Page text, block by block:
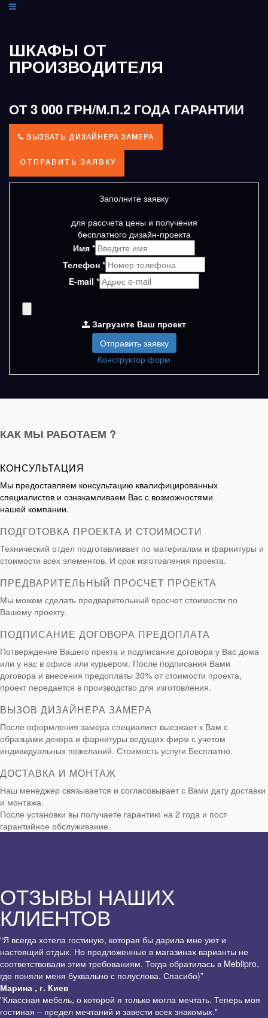
ШКАФЫ ОТ
ПРОИЗВОДИТЕЛЯ
ОТ 3 000 ГРН/М.П.2 ГОДА ГАРАНТИИ
ВЫЗВАТЬ ДИЗАЙНЕРА ЗАМЕРА
ОТПРАВИТЬ ЗАЯВКУ
Заполните заявку
для рассчета цены и получения
бесплатного дизайн-проекта
Имя *
Телефон *
E-mail *
Загрузите Ваш проект
Конструктор форм
КАК МЫ РАБОТАЕМ ?
КОНСУЛЬТАЦИЯ
Мы предоставляем консультацию квалифицированных
специалистов и ознакамливаем Вас с возможностями
нашей компании.
ПОДГОТОВКА ПРОЕКТА И СТОИМОСТИ
Технический отдел подготавливает по материалам и фарнитуры и
стоимости всех элементов. И срок изготовления проекта.
ПРЕДВАРИТЕЛЬНЫЙ ПРОСЧЕТ ПРОЕКТА
Мы можем сделать предварительный просчет стоимости по
Вашему проекту.
ПОДПИСАНИЕ ДОГОВОРА ПРЕДОПЛАТА
Потверждение Вашего пректа и подписание договора у Вас дома
или у нас в офисе или курьером. После подписания Вами
договора и внесения предоплаты 30% от стоимости проекта,
проект передается в производство для изготовления.
ВЫЗОВ ДИЗАЙНЕРА ЗАМЕРА
После оформления замера специалист выезжает к Вам с
образцами декора и фарнитуры ведущих фирм с учетом
индивидуальных пожеланий. Стоимость услуги Бесплатно.
ДОСТАВКА И МОНТАЖ
Наш менеджер связывается и согласовывает с Вами дату доставки
и монтажа.
После установки вы получаете гарантию на 2 года и пост
гарантийное обслуживание.
ОТЗЫВЫ НАШИХ
КЛИЕНТОВ
“Я всегда хотела гостиную, которая бы дарила мне уют и
настоящий отдых. Но предложенные в магазинах варианты не
соответствовали этим требованиям. Тогда обратилась в Meblipro,
где поняли меня буквально с полуслова. Спасибо)”
Марина , г. Киев
"Классная мебель, о которой я только могла мечтать. Теперь моя
гостиная – предел мечтаний и завести всех знакомых."